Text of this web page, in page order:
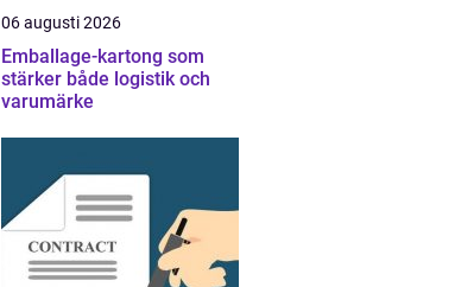
06 augusti 2026
Emballage-kartong som
stärker både logistik och
varumärke